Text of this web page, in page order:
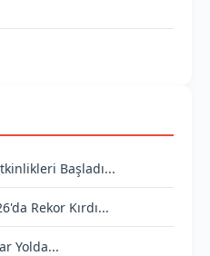
Başladı...
Rekor Kırdı...
Yolda...